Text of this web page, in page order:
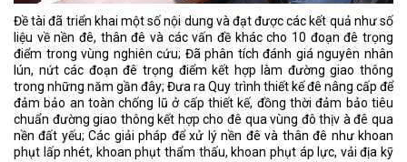
Đề tài đã triển khai một số nội dung và đạt được các kết quả như số
liệu về nền đê, thân đê và các vấn đề khác cho 10 đoạn đê trọng
điểm trong vùng nghiên cứu; Đã phân tích đánh giá nguyên nhân
lún, nứt các đoạn đê trọng điểm kết hợp làm đường giao thông
trong những năm gần đây; Đưa ra Quy trình thiết kế đê nâng cấp để
đảm bảo an toàn chống lũ ở cấp thiết kế, đồng thời đảm bảo tiêu
chuẩn đường giao thông kết hợp cho đê qua vùng đô thịv à đê qua
nền đất yếu; Các giải pháp để xử lý nền đê và thân đê như khoan
phụt lấp nhét, khoan phụt thẩm thấu, khoan phụt áp lực, vải địa kỹ